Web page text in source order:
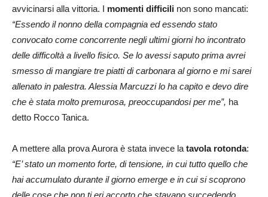
avvicinarsi alla vittoria. I momenti difficili non sono mancati:
“Essendo il nonno della compagnia ed essendo stato
convocato come concorrente negli ultimi giorni ho incontrato
delle difficoltà a livello fisico. Se lo avessi saputo prima avrei
smesso di mangiare tre piatti di carbonara al giorno e mi sarei
allenato in palestra. Alessia Marcuzzi lo ha capito e devo dire
che è stata molto premurosa, preoccupandosi per me”, ha
detto Rocco Tanica.
A mettere alla prova Aurora è stata invece la tavola rotonda:
“E’ stato un momento forte, di tensione, in cui tutto quello che
hai accumulato durante il giorno emerge e in cui si scoprono
delle cose che non ti eri accorto che stavano succedendo.